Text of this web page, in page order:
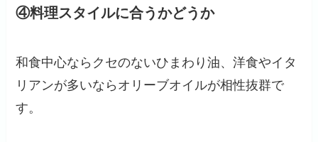
④料理スタイルに合うかどうか
和食中心ならクセのないひまわり油、洋食やイタ
リアンが多いならオリーブオイルが相性抜群で
す。